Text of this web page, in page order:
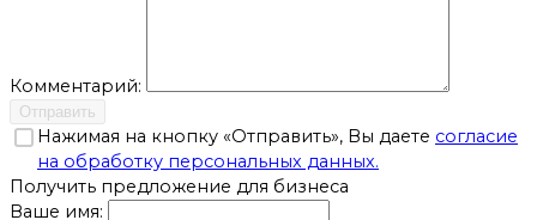
Комментарий:
Отправить
Нажимая на кнопку «Отправить», Вы даете согласие
на обработку персональных данных.
Получить предложение для бизнеса
Ваше имя: